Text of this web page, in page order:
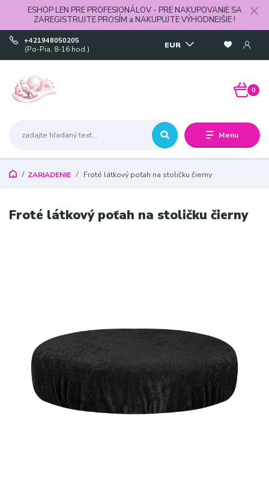
ESHOP LEN PRE PROFESIONÁLOV - PRE NAKUPOVANIE SA
ZAREGISTRUJTE PROSÍM a NAKUPUJTE VÝHODNEJŠIE !
Menu
EUR
+421948050205
(Po-Pia, 8-16 hod.)
0
ZARIADENIE Froté látkový poťah na stoličku čierny
Froté látkový poťah na stoličku čierny